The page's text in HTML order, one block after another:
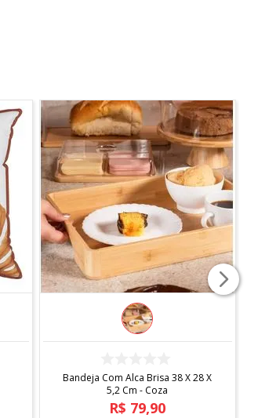
Escorredor Desmontavel Master
Cromado Blac C/bandeja Bica -
Arthi
R$ 104,90